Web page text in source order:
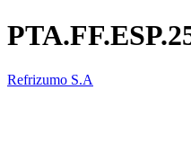
Refrizumo S.A